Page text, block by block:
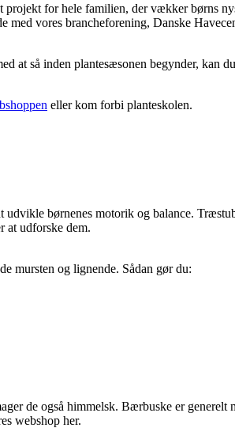
for hele familien, der vækker børns
med vores brancheforening, Danske
at så inden plantesæsonen begynder, kan
eller kom forbi planteskolen.
børnenes motorik og balance.
at udforske dem.
mursten og lignende. Sådan gør du:
de også himmelsk. Bærbuske er generelt
webshop her.